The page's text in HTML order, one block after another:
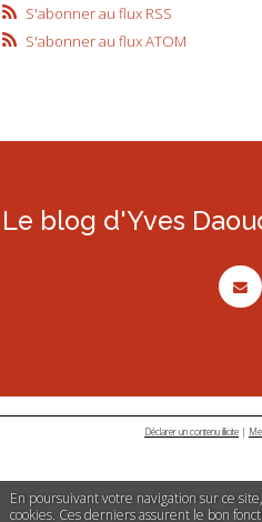
En poursuivant votre navigation sur ce
cookies. Ces derniers assurent le bon
S'abonner au flux RSS
S'abonner au flux ATOM
Le blog d'Yves
Déclarer un contenu illicite |